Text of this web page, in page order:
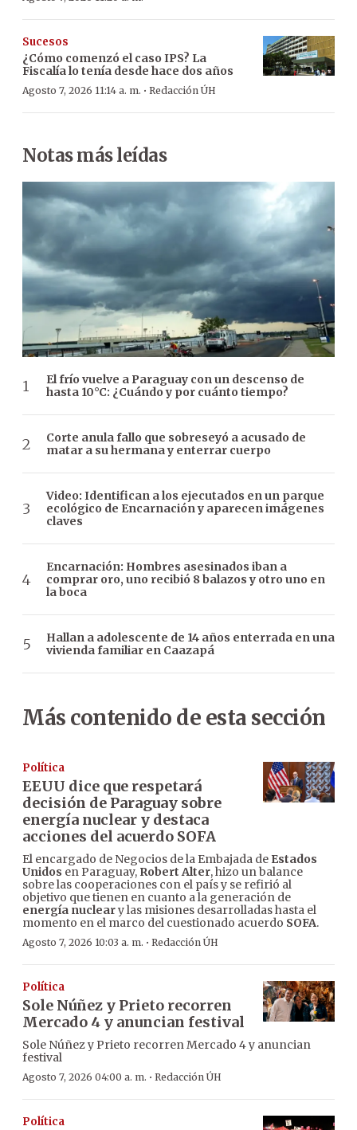
Sucesos
¿Cómo comenzó el caso IPS? La
Fiscalía lo tenía desde hace dos años
Agosto 7, 2026 11:14 a. m. · Redacción ÚH
Notas más leídas
El frío vuelve a Paraguay con un descenso de
hasta 10°C: ¿Cuándo y por cuánto tiempo?
Corte anula fallo que sobreseyó a acusado de
matar a su hermana y enterrar cuerpo
Video: Identifican a los ejecutados en un parque
ecológico de Encarnación y aparecen imágenes
claves
Encarnación: Hombres asesinados iban a
comprar oro, uno recibió 8 balazos y otro uno en
la boca
Hallan a adolescente de 14 años enterrada en una
vivienda familiar en Caazapá
Más contenido de esta sección
Política
EEUU dice que respetará
decisión de Paraguay sobre
energía nuclear y destaca
acciones del acuerdo SOFA
El encargado de Negocios de la Embajada de Estados
Unidos en Paraguay, Robert Alter, hizo un balance
sobre las cooperaciones con el país y se refirió al
objetivo que tienen en cuanto a la generación de
energía nucleary las misiones desarrolladas hasta el
momento en el marco del cuestionado acuerdo SOFA.
Agosto 7, 2026 10:03 a. m. · Redacción ÚH
Política
Sole Núñez y Prieto recorren
Mercado 4 y anuncian festival
Sole Núñez y Prieto recorren Mercado 4 y anuncian
festival
Agosto 7, 2026 04:00 a. m. · Redacción ÚH
Política